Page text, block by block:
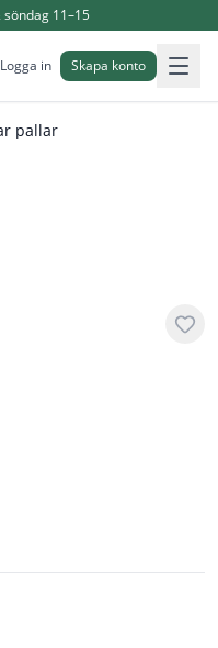
11–15
Logga in Skapa konto
pallar